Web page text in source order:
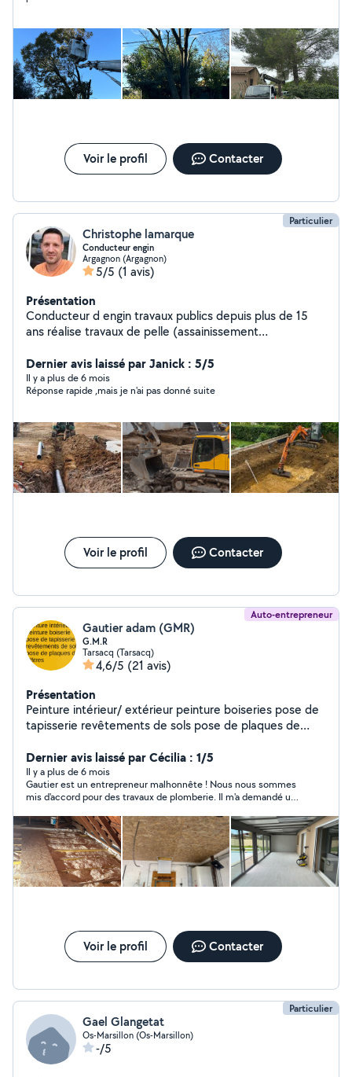
Voir le profil Contacter
Particulier
Christophe lamarque
Conducteur engin
Argagnon (Argagnon)
5/5 (1 avis)
Présentation
Conducteur d engin travaux publics depuis plus de 15
ans réalise travaux de pelle (assainissement
Dernier avis laissé par Janick : 5/5
Il y a plus de 6 mois
Réponse rapide ,mais je n'ai pas donné suite
Voir le profil Contacter
Auto-entrepreneur
Gautier adam (GMR)
G.M.R
Tarsacq (Tarsacq)
4,6/5 (21 avis)
Présentation
Peinture intérieur/ extérieur peinture boiseries pose de
tapisserie revêtements de sols pose de plaques de
d'informations Cordialement
Dernier avis laissé par Cécilia : 1/5
Il y a plus de 6 mois
Gautier est un entrepreneur malhonnête ! Nous nous sommes
mis d'accord pour des travaux de plomberie. Il m'a demandé un
tuyauteries d'alimentation générale d'eau de l'appartement et a
positionné quelques raccords (sans les sertir !) dans un mur
prévus d'être doublé, au lieu de réaliser une nourrice
d'alimentation accessible. Il est ensuite parti prétextant une
urgence familiale. Il m'a répondu au bout d'une semaine qu'il ne
s'avait pas quand il reviendrait. Et depuis plus de nouvelles ! Il a
eau trop longtemps, qui a été catastrophé du travail réalisé par
cherchez quelqu'un d'autre !
Voir le profil Contacter
Particulier
Gael Glangetat
Os-Marsillon (Os-Marsillon)
-/5